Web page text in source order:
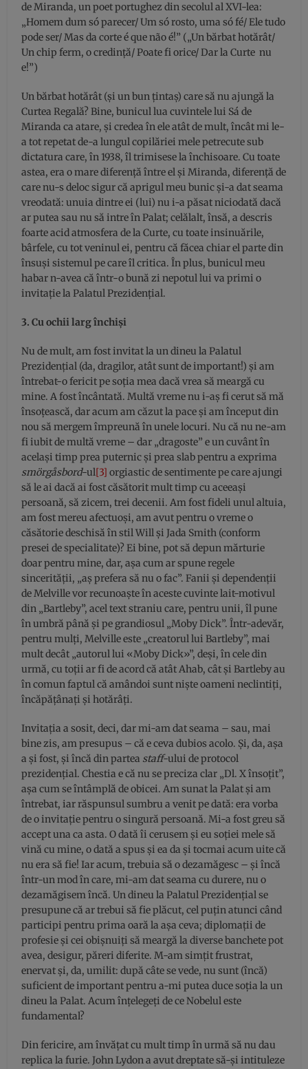
de Miranda, un poet portughez din secolul al XVI-lea:
„Homem dum só parecer/ Um só rosto, uma só fé/ Ele tudo
pode ser/ Mas da corte é que não é!” („Un bărbat hotărât/
Un chip ferm, o credință/ Poate fi orice/ Dar la Curte nu
e!”)
Un bărbat hotărât (și un bun țintaș) care să nu ajungă la
Curtea Regală? Bine, bunicul lua cuvintele lui Sá de
Miranda ca atare, și credea în ele atât de mult, încât mi le-
a tot repetat de-a lungul copilăriei mele petrecute sub
dictatura care, în 1938, îl trimisese la închisoare. Cu toate
astea, era o mare diferență între el și Miranda, diferență de
care nu-s deloc sigur că aprigul meu bunic și-a dat seama
vreodată: unuia dintre ei (lui) nu i-a păsat niciodată dacă
ar putea sau nu să intre în Palat; celălalt, însă, a descris
foarte acid atmosfera de la Curte, cu toate insinuările,
bârfele, cu tot veninul ei, pentru că făcea chiar el parte din
însuși sistemul pe care îl critica. În plus, bunicul meu
habar n-avea că într-o bună zi nepotul lui va primi o
invitație la Palatul Prezidențial.
3. Cu ochii larg închiși
Nu de mult, am fost invitat la un dineu la Palatul
Prezidențial (da, dragilor, atât sunt de important!) și am
întrebat-o fericit pe soția mea dacă vrea să meargă cu
mine. A fost încântată. Multă vreme nu i-aș fi cerut să mă
însoțească, dar acum am căzut la pace și am început din
nou să mergem împreună în unele locuri. Nu că nu ne-am
fi iubit de multă vreme – dar „dragoste” e un cuvânt în
același timp prea puternic și prea slab pentru a exprima
smörgåsbord-ul[3] orgiastic de sentimente pe care ajungi
să le ai dacă ai fost căsătorit mult timp cu aceeași
persoană, să zicem, trei decenii. Am fost fideli unul altuia,
am fost mereu afectuoși, am avut pentru o vreme o
căsătorie deschisă în stil Will și Jada Smith (conform
presei de specialitate)? Ei bine, pot să depun mărturie
doar pentru mine, dar, așa cum ar spune regele
sincerității, „aș prefera să nu o fac”. Fanii și dependenții
de Melville vor recunoaște în aceste cuvinte lait-motivul
din „Bartleby”, acel text straniu care, pentru unii, îl pune
în umbră până și pe grandiosul „Moby Dick”. Într-adevăr,
pentru mulți, Melville este „creatorul lui Bartleby”, mai
mult decât „autorul lui «Moby Dick»”, deși, în cele din
urmă, cu toții ar fi de acord că atât Ahab, cât și Bartleby au
în comun faptul că amândoi sunt niște oameni neclintiți,
încăpățânați și hotărâți.
Invitația a sosit, deci, dar mi-am dat seama – sau, mai
bine zis, am presupus – că e ceva dubios acolo. Și, da, așa
a și fost, și încă din partea staff-ului de protocol
prezidențial. Chestia e că nu se preciza clar „Dl. X însoțit”,
așa cum se întâmplă de obicei. Am sunat la Palat și am
întrebat, iar răspunsul sumbru a venit pe dată: era vorba
de o invitație pentru o singură persoană. Mi-a fost greu să
accept una ca asta. O dată îi cerusem și eu soției mele să
vină cu mine, o dată a spus și ea da și tocmai acum uite că
nu era să fie! Iar acum, trebuia să o dezamăgesc – și încă
într-un mod în care, mi-am dat seama cu durere, nu o
dezamăgisem încă. Un dineu la Palatul Prezidențial se
presupune că ar trebui să fie plăcut, cel puțin atunci când
participi pentru prima oară la așa ceva; diplomații de
profesie și cei obișnuiți să meargă la diverse banchete pot
avea, desigur, păreri diferite. M-am simțit frustrat,
enervat și, da, umilit: după câte se vede, nu sunt (încă)
suficient de important pentru a-mi putea duce soția la un
dineu la Palat. Acum înțelegeți de ce Nobelul este
fundamental?
Din fericire, am învățat cu mult timp în urmă să nu dau
replica la furie. John Lydon a avut dreptate să-și intituleze